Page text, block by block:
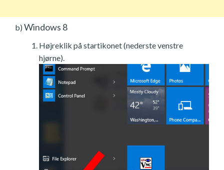
b) Windows 8
Højreklik på startikonet (nederste venstre
hjørne).